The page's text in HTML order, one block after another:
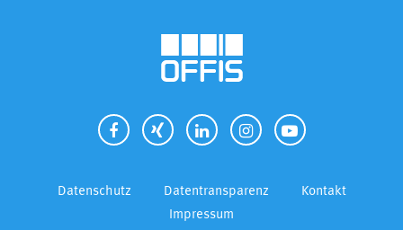
Datenschutz Datentransparenz
Kontakt
Impressum